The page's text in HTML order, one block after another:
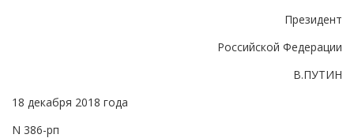
Президент
Российской Федерации
В.ПУТИН
18 декабря 2018 года
N 386-рп